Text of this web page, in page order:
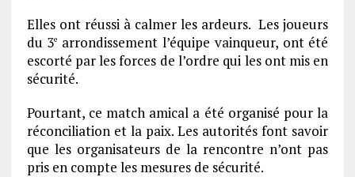
Elles ont réussi à calmer les ardeurs. Les joueurs
du 3e arrondissement l’équipe vainqueur, ont été
escorté par les forces de l’ordre qui les ont mis en
sécurité.
Pourtant, ce match amical a été organisé pour la
réconciliation et la paix. Les autorités font savoir
que les organisateurs de la rencontre n’ont pas
pris en compte les mesures de sécurité.